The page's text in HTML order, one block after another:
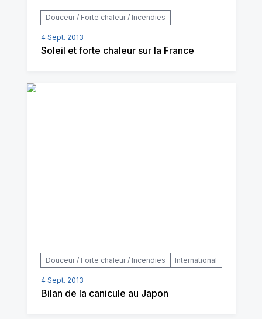
Douceur / Forte chaleur / Incendies
4 Sept. 2013
Soleil et forte chaleur sur la France
Douceur / Forte chaleur / Incendies International
4 Sept. 2013
Bilan de la canicule au Japon